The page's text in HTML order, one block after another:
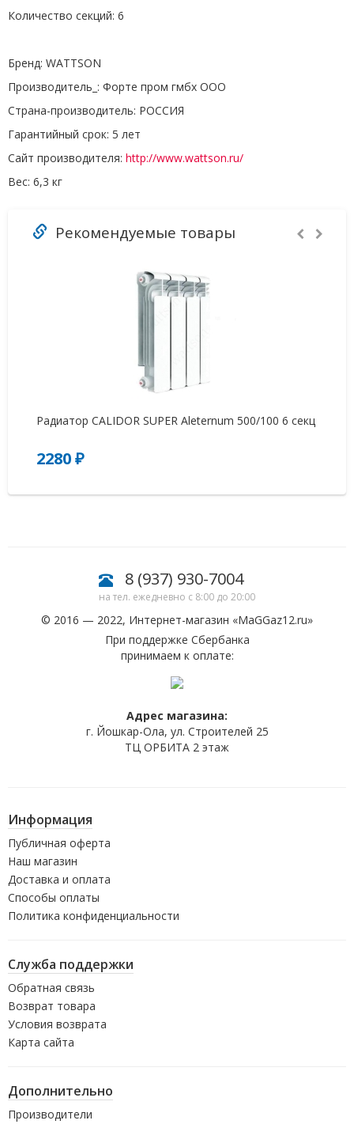
Количество секций: 6
Бренд: WATTSON
Производитель_: Форте пром гмбх ООО
Страна-производитель: РОССИЯ
Гарантийный срок: 5 лет
Сайт производителя: http://www.wattson.ru/
Вес: 6,3 кг
Рекомендуемые товары
Радиатор CALIDOR SUPER Aleternum 500/100 6 секц
2280 ₽
8 (937) 930-7004
на тел. ежедневно с 8:00 до 20:00
© 2016 — 2022, Интернет-магазин «MaGGaz12.ru»
При поддержке Сбербанка
принимаем к оплате:
Адрес магазина:
г. Йошкар-Ола, ул. Строителей 25
ТЦ ОРБИТА 2 этаж
Информация
Публичная оферта
Наш магазин
Доставка и оплата
Способы оплаты
Политика конфиденциальности
Служба поддержки
Обратная связь
Возврат товара
Условия возврата
Карта сайта
Дополнительно
Производители